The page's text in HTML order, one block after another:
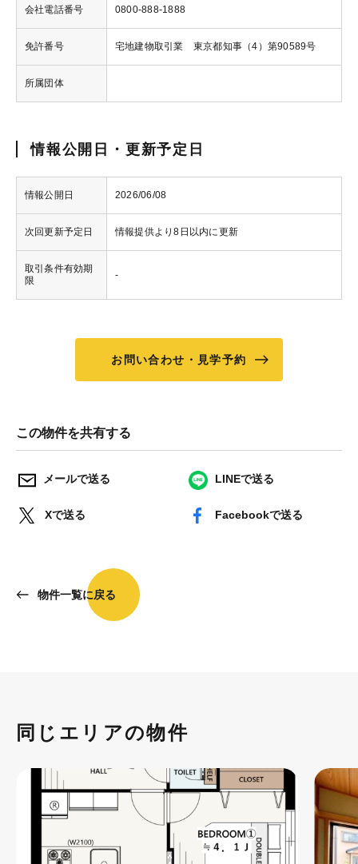
会社電話番号 0800-888-1888
免許番号 宅地建物取引業 東京都知事（4）第90589号
所属団体
情報公開日・更新予定日
情報公開日 2026/06/08
次回更新予定日 情報提供より8日以内に更新
取引条件有効期
限
-
お問い合わせ・見学予約
この物件を共有する
メールで送る LINEで送る
Xで送る Facebookで送る
物件一覧に戻る
同じエリアの物件